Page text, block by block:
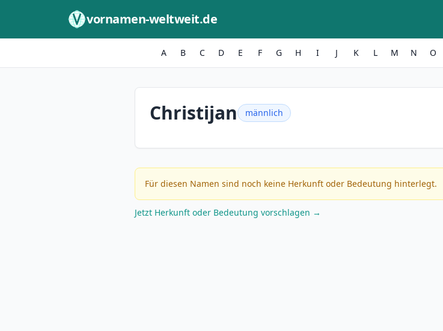
vornamen-weltweit.de
A B C D E F G H I J K L M N O
Christijan männlich
Für diesen Namen sind noch keine Herkunft oder Bedeutung hinterlegt.
Jetzt Herkunft oder Bedeutung vorschlagen →